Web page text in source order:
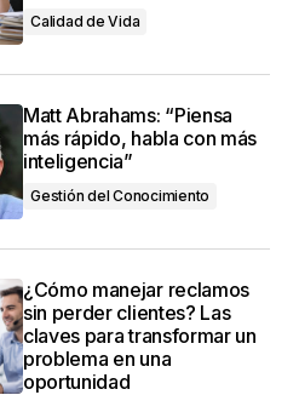
Calidad de Vida
Matt Abrahams: “Piensa
más rápido, habla con más
inteligencia”
Gestión del Conocimiento
¿Cómo manejar reclamos
sin perder clientes? Las
claves para transformar un
problema en una
oportunidad